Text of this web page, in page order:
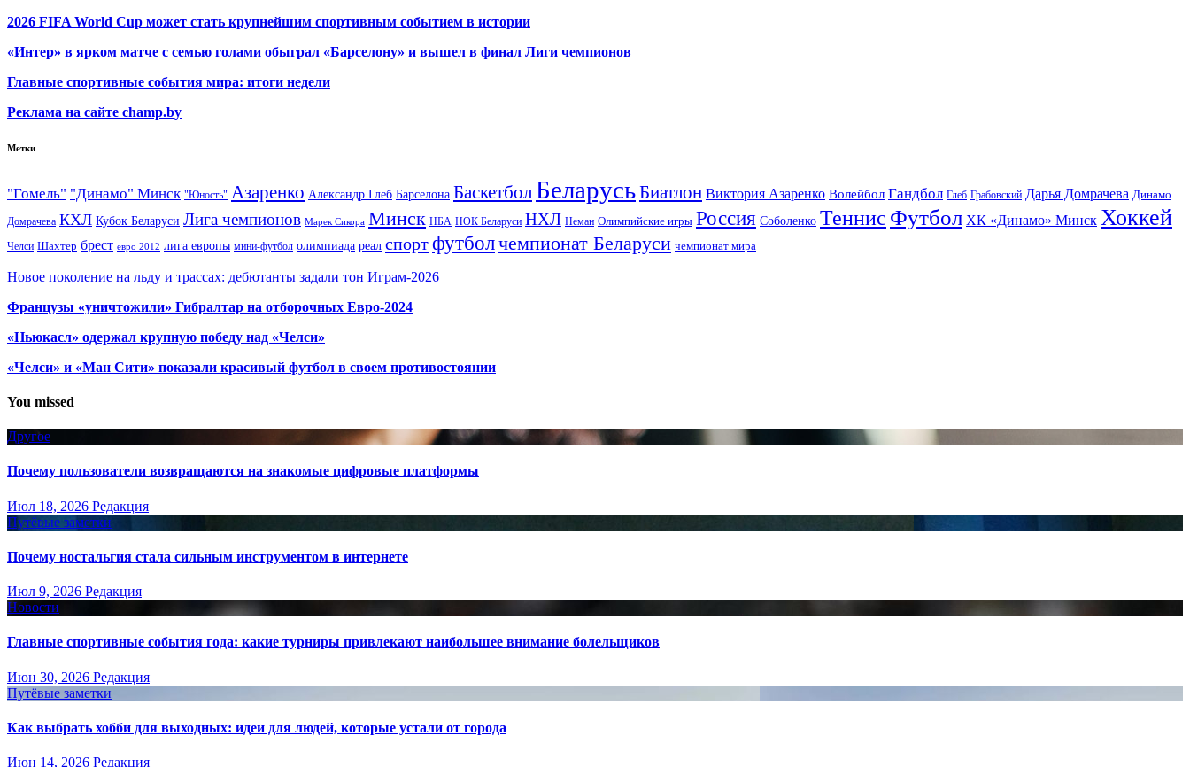
2026 FIFA World Cup может стать крупнейшим спортивным событием в истории
«Интер» в ярком матче с семью голами обыграл «Барселону» и вышел в финал Лиги чемпионов
Главные спортивные события мира: итоги недели
Реклама на сайте champ.by
Метки
"Гомель" "Динамо" Минск "Юность" Азаренко Александр Глеб Барселона Баскетбол БеларусьБиатлон Виктория Азаренко Волейбол Гандбол Глеб Грабовский Дарья Домрачева Динамо
Домрачева КХЛ Кубок Беларуси Лига чемпионов Марек Сикора Минск НБА НОК Беларуси НХЛ Неман Олимпийские игры Россия Соболенко Теннис Футбол ХК «Динамо» Минск Хоккей
Челси Шахтер брест евро 2012 лига европы мини-футбол олимпиада реал спортфутболчемпионат Беларуси чемпионат мира
Новое поколение на льду и трассах: дебютанты задали тон Играм-2026
Французы «уничтожили» Гибралтар на отборочных Евро-2024
«Ньюкасл» одержал крупную победу над «Челси»
«Челси» и «Ман Сити» показали красивый футбол в своем противостоянии
You missed
Другое
Почему пользователи возвращаются на знакомые цифровые платформы
Июл 18, 2026 Редакция
Путёвые заметки
Почему ностальгия стала сильным инструментом в интернете
Июл 9, 2026 Редакция
Новости
Главные спортивные события года: какие турниры привлекают наибольшее внимание болельщиков
Июн 30, 2026 Редакция
Путёвые заметки
Как выбрать хобби для выходных: идеи для людей, которые устали от города
Июн 14, 2026 Редакция